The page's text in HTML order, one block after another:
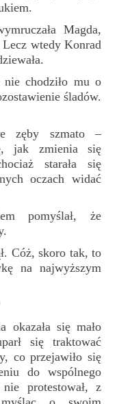
Magda,
Lecz wtedy Konrad
chodziło mu o
śladów.
zęby szmato –
jak zmienia się
starała się
oczach widać
pomyślał, że
Cóż, skoro tak, to
na najwyższym
okazała się mało
się traktować
co przejawiło się
do wspólnego
protestował, z